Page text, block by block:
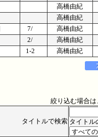
高橋由紀
高橋由紀
7/
高橋由紀
2/
高橋由紀
1-2 高橋由紀
絞り込む場合
タイトルで検索 タイトル